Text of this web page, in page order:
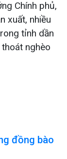
Chính phủ,
xuất, nhiều
tỉnh dần
nghèo
đồng bào